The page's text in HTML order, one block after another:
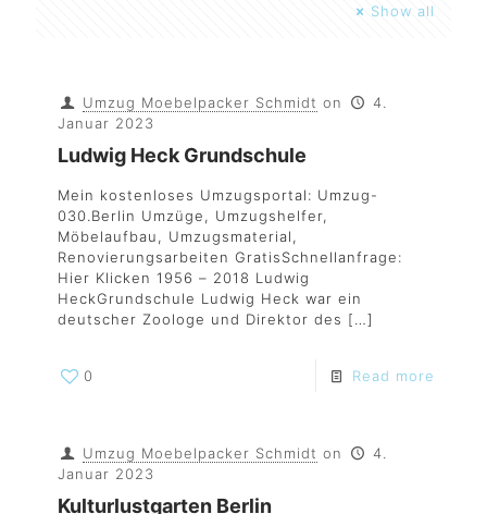
Show all
Umzug Moebelpacker Schmidt on
4.
Januar 2023
Ludwig Heck Grundschule
Mein kostenloses Umzugsportal: Umzug-
030.Berlin Umzüge, Umzugshelfer,
Möbelaufbau, Umzugsmaterial,
Renovierungsarbeiten GratisSchnellanfrage:
Hier Klicken 1956 – 2018 Ludwig
HeckGrundschule Ludwig Heck war ein
deutscher Zoologe und Direktor des […]
0 Read more
Umzug Moebelpacker Schmidt on
4.
Januar 2023
Kulturlustgarten Berlin